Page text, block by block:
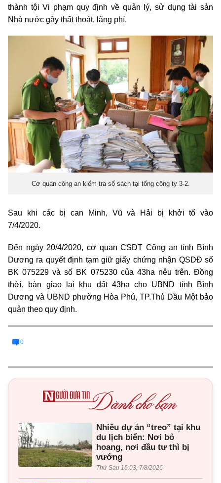
thành tội Vi phạm quy định về quản lý, sử dụng tài sản
Nhà nước gây thất thoát, lãng phí.
Cơ quan công an kiểm tra sổ sách tại tổng công ty 3-2.
Sau khi các bị can Minh, Vũ và Hải bị khởi tố vào
7/4/2020.
Đến ngày 20/4/2020, cơ quan CSĐT Công an tỉnh Bình
Dương ra quyết định tạm giữ giấy chứng nhận QSDĐ số
BK 075229 và số BK 075230 của 43ha nêu trên. Đồng
thời, bàn giao lại khu đất 43ha cho UBND tỉnh Bình
Dương và UBND phường Hòa Phú, TP.Thủ Dầu Một bảo
quản theo quy định.
0
Nhiều dự án “treo” tại khu
du lịch biển: Nơi bỏ
hoang, nơi đầu tư thì bị
vướng
Thứ Sáu 16:03, 7/8/2026